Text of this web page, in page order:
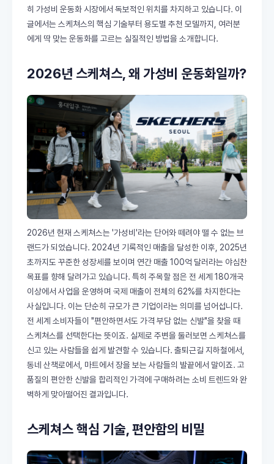
히 가성비 운동화 시장에서 독보적인 위치를 차지하고 있습니다. 이
글에서는 스케쳐스의 핵심 기술부터 용도별 추천 모델까지, 여러분
에게 딱 맞는 운동화를 고르는 실질적인 방법을 소개합니다.
2026년 스케쳐스, 왜 가성비 운동화일까?
2026년 현재 스케쳐스는 '가성비'라는 단어와 떼려야 뗄 수 없는 브
랜드가 되었습니다. 2024년 기록적인 매출을 달성한 이후, 2025년
초까지도 꾸준한 성장세를 보이며 연간 매출 100억 달러라는 야심찬
목표를 향해 달려가고 있습니다. 특히 주목할 점은 전 세계 180개국
이상에서 사업을 운영하며 국제 매출이 전체의 62%를 차지한다는
사실입니다. 이는 단순히 규모가 큰 기업이라는 의미를 넘어섭니다.
전 세계 소비자들이 "편안하면서도 가격 부담 없는 신발"을 찾을 때
스케쳐스를 선택한다는 뜻이죠. 실제로 주변을 둘러보면 스케쳐스를
신고 있는 사람들을 쉽게 발견할 수 있습니다. 출퇴근길 지하철에서,
동네 산책로에서, 마트에서 장을 보는 사람들의 발끝에서 말이죠. 고
품질의 편안한 신발을 합리적인 가격에 구매하려는 소비 트렌드와 완
벽하게 맞아떨어진 결과입니다.
스케쳐스 핵심 기술, 편안함의 비밀